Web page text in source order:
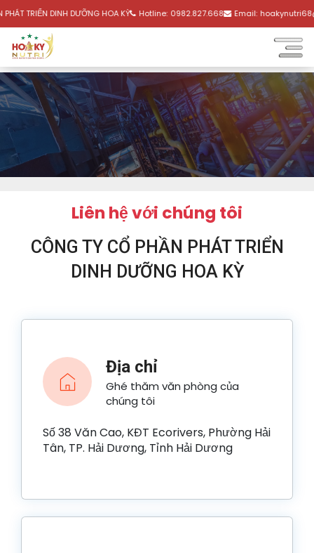
TRIỂN DINH DƯỠNG HOA KỲ Hotline: 0982.827.668 Email:
Liên hệ với chúng tôi
CÔNG TY CỔ PHẦN PHÁT TRIỂN
DINH DƯỠNG HOA KỲ
Địa chỉ
Ghé thăm văn phòng của
chúng tôi
Số 38 Văn Cao, KĐT Ecorivers, Phường Hải
Tân, TP. Hải Dương, Tỉnh Hải Dương